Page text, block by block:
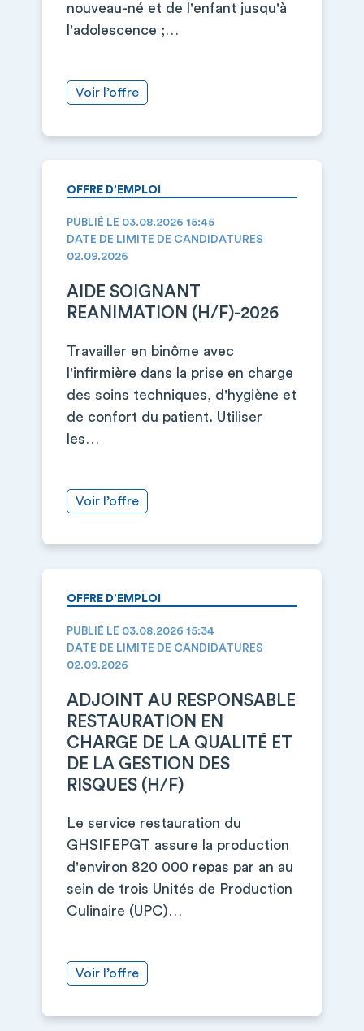
nouveau-né et de l'enfant jusqu'à
l'adolescence ;…
Voir l’offre
OFFRE D’EMPLOI
PUBLIÉ LE 03.08.2026 15:45
DATE DE LIMITE DE CANDIDATURES
02.09.2026
AIDE SOIGNANT
REANIMATION (H/F)-2026
Travailler en binôme avec
l'infirmière dans la prise en charge
des soins techniques, d'hygiène et
de confort du patient. Utiliser
les…
Voir l’offre
OFFRE D’EMPLOI
PUBLIÉ LE 03.08.2026 15:34
DATE DE LIMITE DE CANDIDATURES
02.09.2026
ADJOINT AU RESPONSABLE
RESTAURATION EN
CHARGE DE LA QUALITÉ ET
DE LA GESTION DES
RISQUES (H/F)
Le service restauration du
GHSIFEPGT assure la production
d'environ 820 000 repas par an au
sein de trois Unités de Production
Culinaire (UPC)…
Voir l’offre